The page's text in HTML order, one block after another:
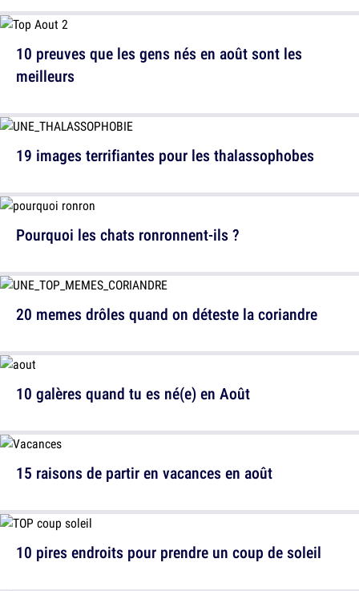
10 preuves que les gens nés en août sont les
meilleurs
Pourquoi les chats ronronnent-ils ?
10 galères quand tu es né(e) en Août
10 pires endroits pour prendre un coup de soleil
19 images terrifiantes pour les thalassophobes
20 memes drôles quand on déteste la coriandre
15 raisons de partir en vacances en août